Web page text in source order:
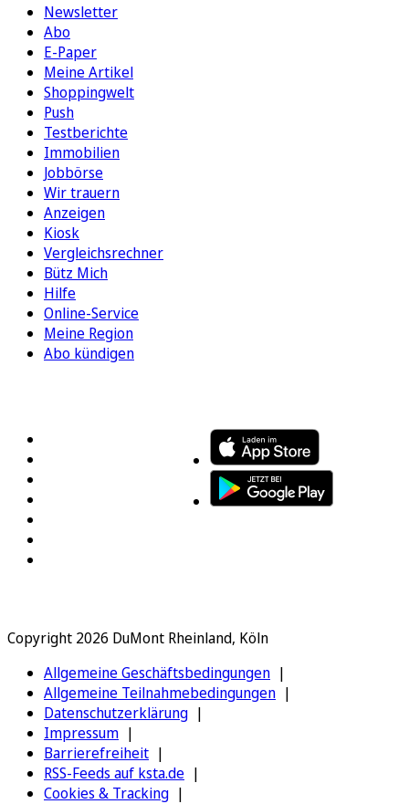
Newsletter
Abo
E-Paper
Meine Artikel
Shoppingwelt
Push
Testberichte
Immobilien
Jobbörse
Wir trauern
Anzeigen
Kiosk
Vergleichsrechner
Bütz Mich
Hilfe
Online-Service
Meine Region
Abo kündigen
Copyright 2026 DuMont Rheinland, Köln
Allgemeine Geschäftsbedingungen
Allgemeine Teilnahmebedingungen
Datenschutzerklärung
Impressum
Barrierefreiheit
RSS-Feeds auf ksta.de
Cookies & Tracking